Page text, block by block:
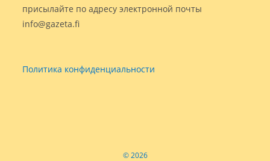
присылайте по адресу электронной почты
info@gazeta.fi
Политика конфиденциальности
© 2026